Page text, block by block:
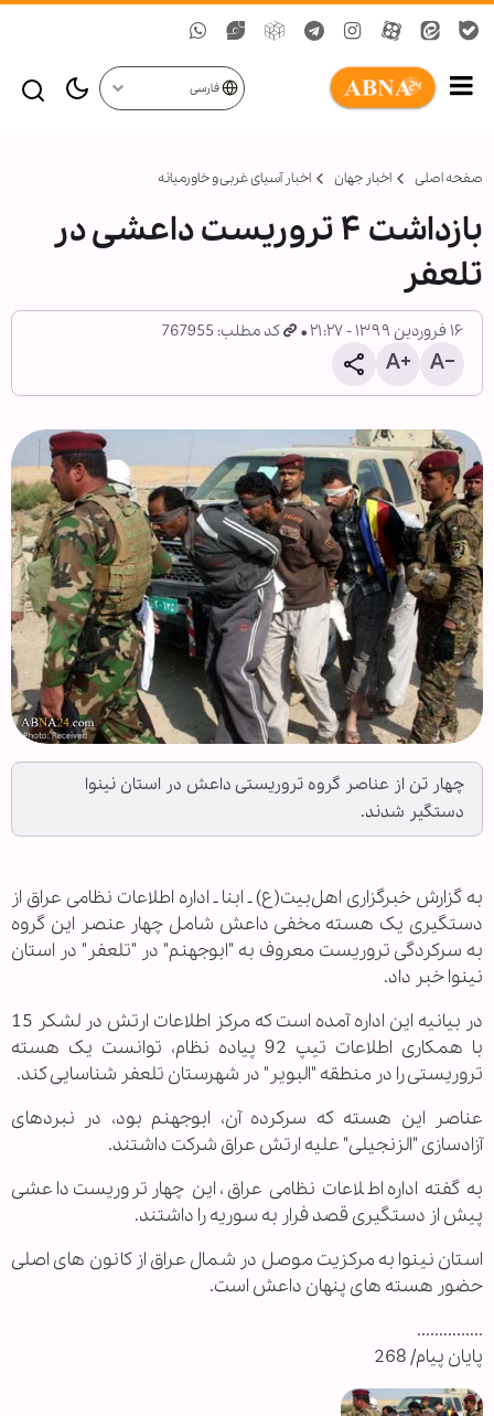
فارسی
صفحه اصلی اخبار جهان اخبار آسیای غربی و خاورمیانه
بازداشت ۴ تروریست داعشی در
تلعفر
۱۶ فروردین ۱۳۹۹ - ۲۱:۲۷ کد مطلب: 767955
چهار تن از عناصر گروه تروریستی داعش در استان نینوا
دستگیر شدند.
به گزارش خبرگزاری اهل‌بیت(ع) ـ ابنا ـ اداره اطلاعات نظامی عراق از
دستگیری یک هسته مخفی داعش شامل چهار عنصر این گروه
به سرکردگی تروریست معروف به "ابوجهنم" در "تلعفر" در استان
نینوا خبر داد.
در بیانیه این اداره آمده است که مرکز اطلاعات ارتش در لشکر 15
با همکاری اطلاعات تیپ 92 پیاده نظام، توانست یک هسته
تروریستی را در منطقه "البویر" در شهرستان تلعفر شناسایی کند.
عناصر این هسته که سرکرده آن، ابوجهنم بود، در نبردهای
آزادسازی "الزنجیلی" علیه ارتش عراق شرکت داشتند.
به گفته اداره اطلاعات نظامی عراق، این چهار تروریست داعشی
پیش از دستگیری قصد فرار به سوریه را داشتند.
استان نینوا به مرکزیت موصل در شمال عراق از کانون های اصلی
حضور هسته های پنهان داعش است.
...............
پایان پیام/ 268